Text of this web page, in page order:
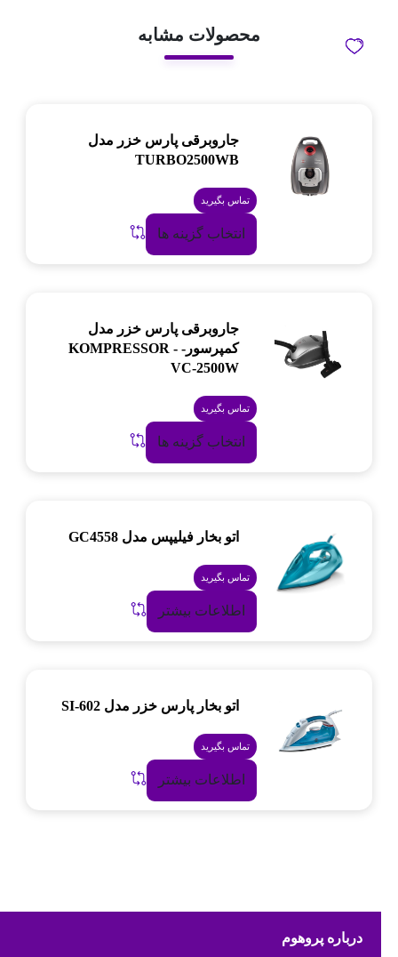
محصولات مشابه
جاروبرقی پارس خزر مدل
TURBO2500WB
تماس بگیرید
انتخاب گزینه ها
جاروبرقی پارس خزر مدل
کمپرسور- KOMPRESSOR -
VC-2500W
تماس بگیرید
انتخاب گزینه ها
اتو بخار فیلیپس مدل GC4558
تماس بگیرید
اطلاعات بیشتر
اتو بخار پارس خزر مدل SI-602
تماس بگیرید
اطلاعات بیشتر
درباره پروهوم